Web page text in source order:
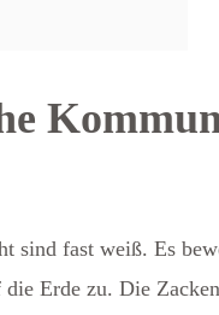
sind fast weiß. Es
Erde zu. Die